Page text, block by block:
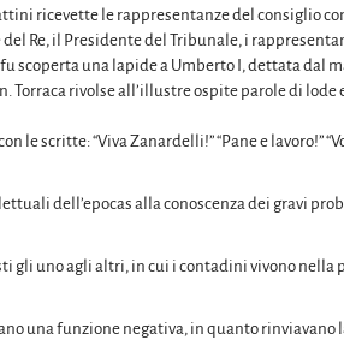
ricevette le rappresentanze del consiglio
Re, il Presidente del Tribunale, i
scoperta una lapide a Umberto I, dettata dal
rivolse all’illustre ospite parole di lode
scritte: “Viva Zanardelli!” “Pane e lavoro!”
dell’epocas alla conoscenza dei gravi
gli uno agli altri, in cui i contadini vivono nella
una funzione negativa, in quanto